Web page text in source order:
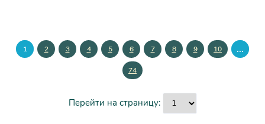
1 2 3 4 5 6 7 8 9 10 ...
74
Перейти на страницу: